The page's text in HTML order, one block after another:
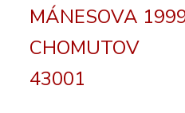
MÁNESOVA
CHOMUTOV
43001